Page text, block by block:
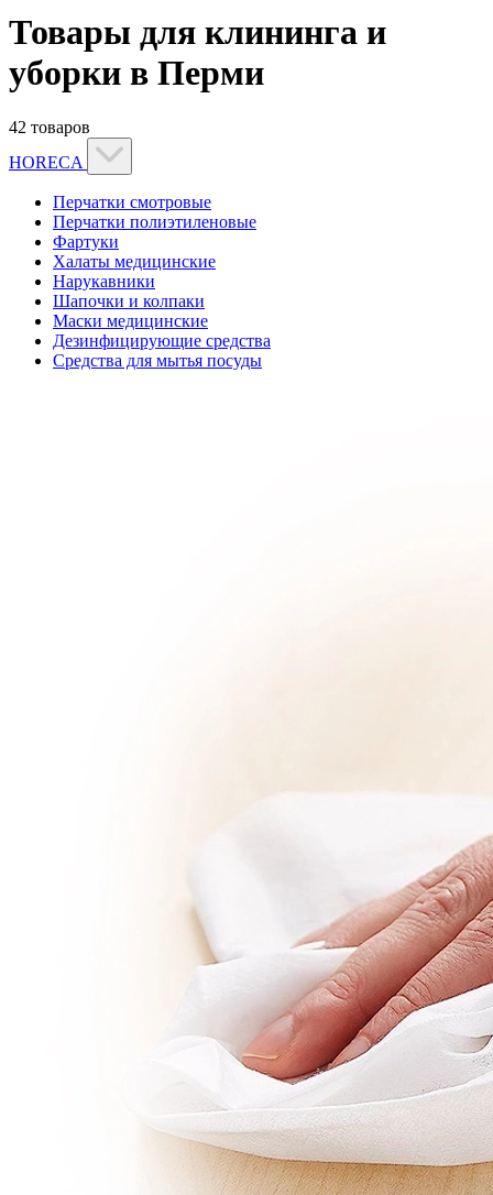
Товары для клининга и
уборки в Перми
42 товаров
HORECA
Перчатки смотровые
Перчатки полиэтиленовые
Фартуки
Халаты медицинские
Нарукавники
Шапочки и колпаки
Маски медицинские
Дезинфицирующие средства
Средства для мытья посуды